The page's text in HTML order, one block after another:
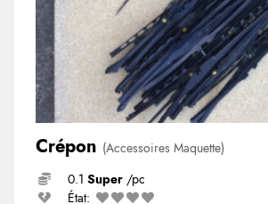
Crépon (Accessoires Maquette)
0.1 Super /pc
État: